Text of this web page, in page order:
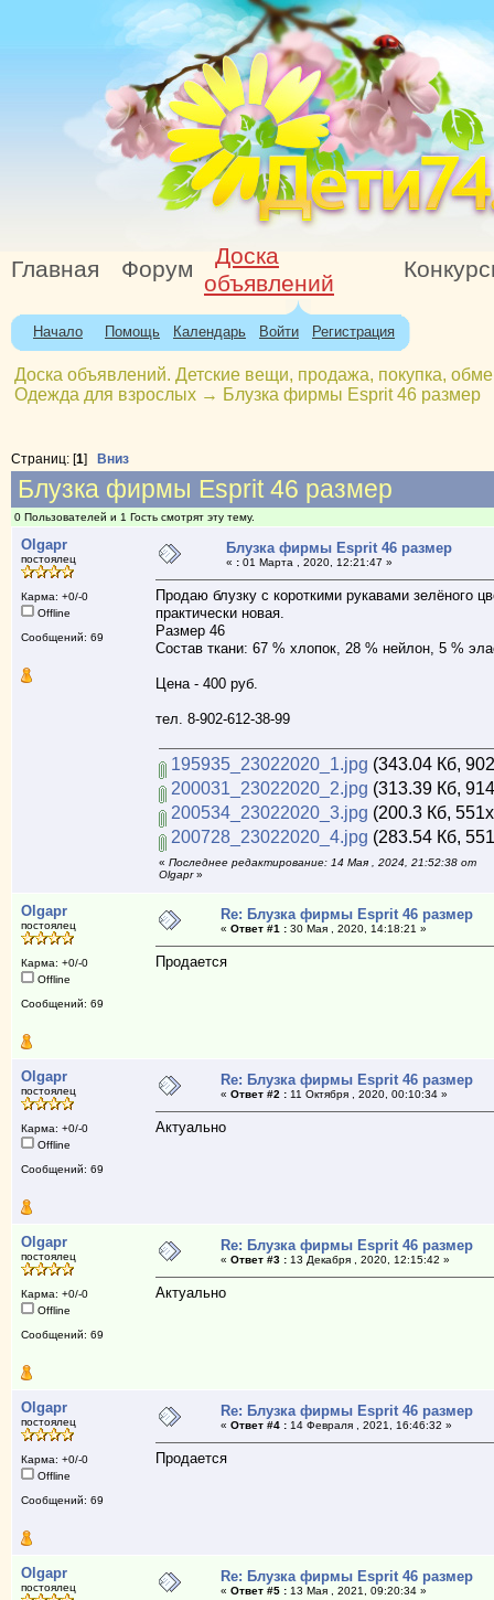
Главная Форум
Доска
объявлений
Начало Помощь Календарь Войти Регистрация
Доска объявлений. Детские вещи, продажа, покупка,
Одежда для взрослых → Блузка фирмы Esprit 46 размер
Страниц: [1] Вниз
Блузка фирмы Esprit 46 размер
0 Пользователей и 1 Гость смотрят эту тему.
Olgapr
постоялец
Карма: +0/-0
Offline
Сообщений: 69
Блузка фирмы Esprit 46 размер
« :01 Марта , 2020, 12:21:47 »
Продаю блузку с короткими рукавами зелёного
практически новая.
Размер 46
Состав ткани: 67 % хлопок, 28 % нейлон, 5 %
Цена - 400 руб.
тел. 8-902-612-38-99
195935_23022020_1.jpg (343.04 Кб,
200031_23022020_2.jpg (313.39 Кб,
200534_23022020_3.jpg (200.3 Кб,
200728_23022020_4.jpg (283.54 Кб,
« Последнее редактирование: 14 Мая , 2024, 21:52:38 от
Olgapr»
Olgapr
постоялец
Карма: +0/-0
Offline
Сообщений: 69
Re: Блузка фирмы Esprit 46 размер
« Ответ #1 :30 Мая , 2020, 14:18:21 »
Продается
Olgapr
постоялец
Карма: +0/-0
Offline
Сообщений: 69
Re: Блузка фирмы Esprit 46 размер
« Ответ #2 :11 Октября , 2020, 00:10:34 »
Актуально
Olgapr
постоялец
Карма: +0/-0
Offline
Сообщений: 69
Re: Блузка фирмы Esprit 46 размер
« Ответ #3 :13 Декабря , 2020, 12:15:42 »
Актуально
Olgapr
постоялец
Карма: +0/-0
Offline
Сообщений: 69
Re: Блузка фирмы Esprit 46 размер
« Ответ #4 :14 Февраля , 2021, 16:46:32 »
Продается
Olgapr
постоялец
Re: Блузка фирмы Esprit 46 размер
« Ответ #5 :13 Мая , 2021, 09:20:34 »